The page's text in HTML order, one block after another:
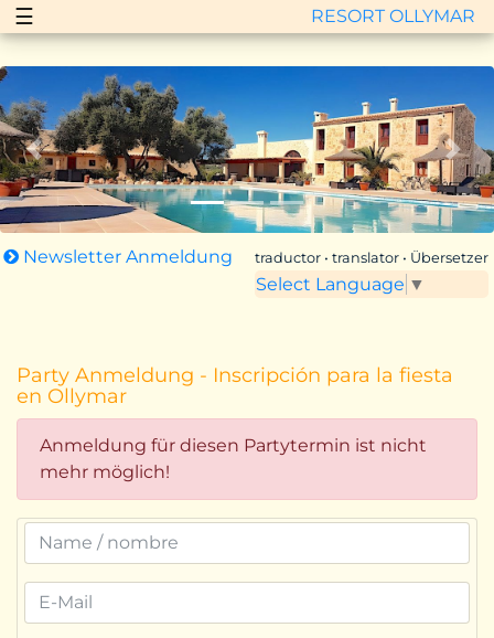
☰ RESORT OLLYMAR
Zurück Vor
Newsletter Anmeldung traductor • translator • Übersetzer
Select Language ▼
Party Anmeldung - Inscripción para la fiesta
en Ollymar
Anmeldung für diesen Partytermin ist nicht
mehr möglich!